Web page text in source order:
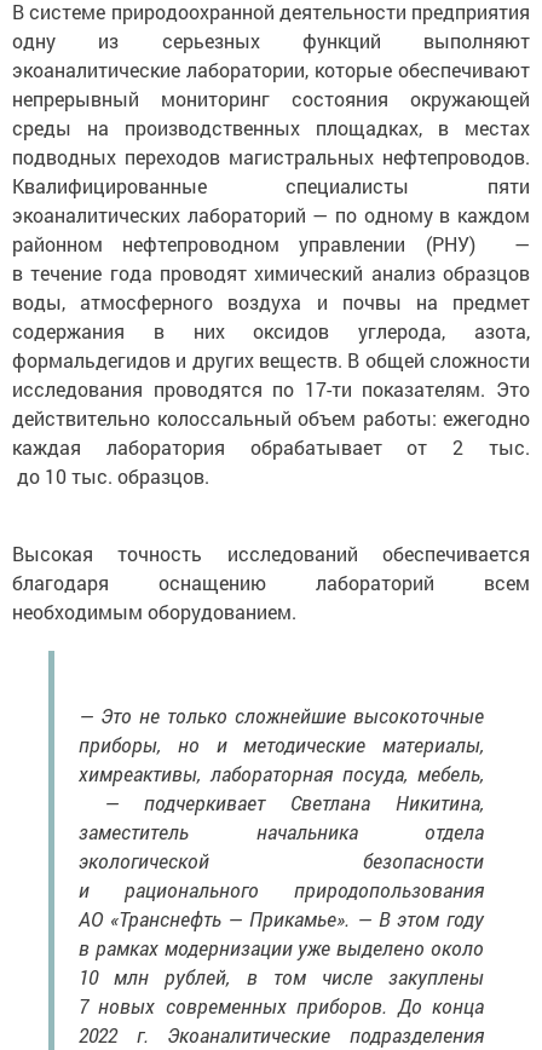
В системе природоохранной деятельности предприятия
одну из серьезных функций выполняют
экоаналитические лаборатории, которые обеспечивают
непрерывный мониторинг состояния окружающей
среды на производственных площадках, в местах
подводных переходов магистральных нефтепроводов.
Квалифицированные специалисты пяти
экоаналитических лабораторий — по одному в каждом
районном нефтепроводном управлении (РНУ) —
в течение года проводят химический анализ образцов
воды, атмосферного воздуха и почвы на предмет
содержания в них оксидов углерода, азота,
формальдегидов и других веществ. В общей сложности
исследования проводятся по 17-ти показателям. Это
действительно колоссальный объем работы: ежегодно
каждая лаборатория обрабатывает от 2 тыс.
до 10 тыс. образцов.
Высокая точность исследований обеспечивается
благодаря оснащению лабораторий всем
необходимым оборудованием.
— Это не только сложнейшие высокоточные
приборы, но и методические материалы,
химреактивы, лабораторная посуда, мебель,
— подчеркивает Светлана Никитина,
заместитель начальника отдела
экологической безопасности
и рационального природопользования
АО «Транснефть — Прикамье». — В этом году
в рамках модернизации уже выделено около
10 млн рублей, в том числе закуплены
7 новых современных приборов. До конца
2022 г. Экоаналитические подразделения